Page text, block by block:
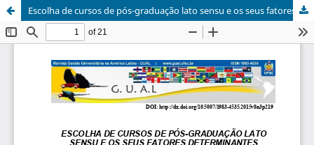
Escolha de cursos de pós-graduação lato sensu e os seus fatores determinantes